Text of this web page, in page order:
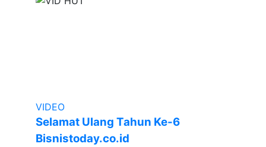
VIDEO
Selamat Ulang Tahun Ke-6
Bisnistoday.co.id